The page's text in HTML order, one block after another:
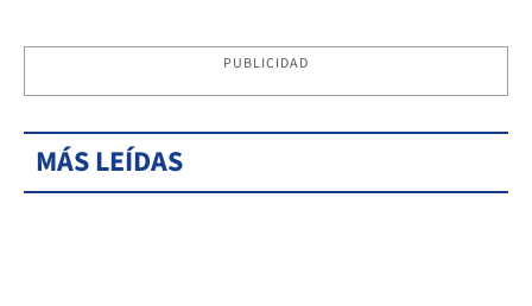
PUBLICIDAD
MÁS LEÍDAS